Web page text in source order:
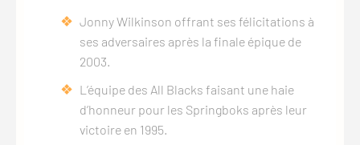
Jonny Wilkinson offrant ses félicitations à
ses adversaires après la finale épique de
2003.
L’équipe des All Blacks faisant une haie
d’honneur pour les Springboks après leur
victoire en 1995.